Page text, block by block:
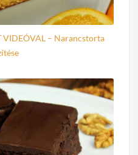
VIDEÓVAL – Narancstorta